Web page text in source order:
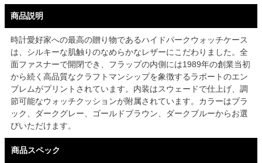
商品説明
時計愛好家への最高の贈り物であるハイドパークウォッチケース
は、シルキーな肌触りのなめらかなレザーにこだわりました。全
面ファスナーで開閉でき、フラップの内側には1989年の創業当初
から続く高品質なクラフトマンシップを象徴するラポートのエン
ブレムがプリントされています。内装はスウェードで仕上げ、調
節可能なウォッチクッションが附属されています。カラーはブラ
ック、ダークグレー、ゴールドブラウン、ダークブルーからお選
びいただけます。
商品スペック